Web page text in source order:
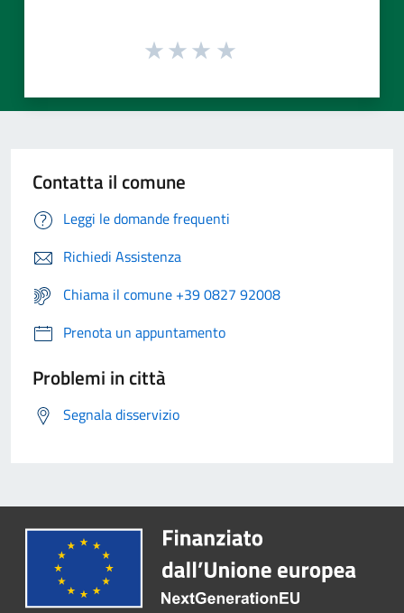
Contatta il comune
Leggi le domande frequenti
Richiedi Assistenza
Chiama il comune +39 0827 92008
Prenota un appuntamento
Problemi in città
Segnala disservizio